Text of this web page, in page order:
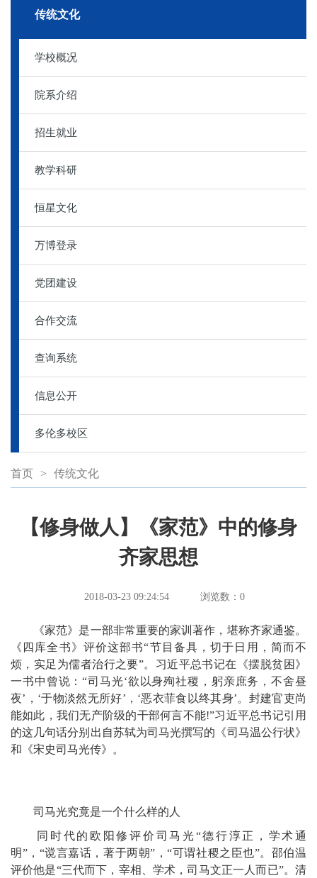
传统文化
学校概况
院系介绍
招生就业
教学科研
恒星文化
万博登录
党团建设
合作交流
查询系统
信息公开
多伦多校区
首页 > 传统文化
【修身做人】《家范》中的修身
齐家思想
2018-03-23 09:24:54 浏览数： 0
《家范》是一部非常重要的家训著作，堪称齐家通鉴。
《四库全书》评价这部书“节目备具，切于日用，简而不
烦，实足为儒者治行之要”。习近平总书记在《摆脱贫困》
一书中曾说：“司马光‘欲以身殉社稷，躬亲庶务，不舍昼
夜’，‘于物淡然无所好’，‘恶衣菲食以终其身’。封建官吏尚
能如此，我们无产阶级的干部何言不能!”习近平总书记引用
的这几句话分别出自苏轼为司马光撰写的《司马温公行状》
和《宋史司马光传》。
司马光究竟是一个什么样的人
同时代的欧阳修评价司马光“德行淳正，学术通
明”，“谠言嘉话，著于两朝”，“可谓社稷之臣也”。邵伯温
评价他是“三代而下，宰相、学术，司马文正一人而已”。清